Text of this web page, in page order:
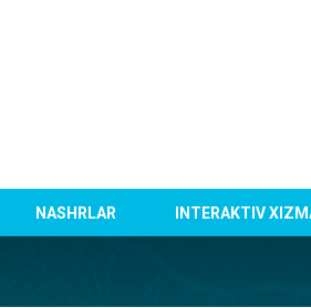
NASHRLAR INTERAKTIV